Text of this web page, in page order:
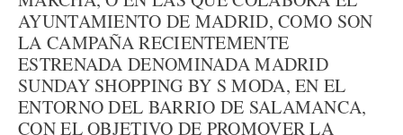
AYUNTAMIENTO DE MADRID, COMO SON
LA CAMPAÑA RECIENTEMENTE
ESTRENADA DENOMINADA MADRID
SUNDAY SHOPPING BY S MODA, EN EL
ENTORNO DEL BARRIO DE SALAMANCA,
CON EL OBJETIVO DE PROMOVER LA